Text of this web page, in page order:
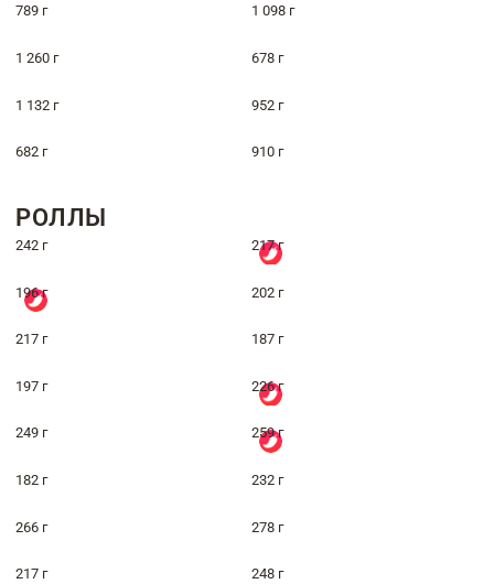
789 г 1 098 г
1 260 г 678 г
1 132 г 952 г
682 г 910 г
РОЛЛЫ
242 г 217 г
196 г 202 г
217 г 187 г
197 г 226 г
249 г 259 г
182 г 232 г
266 г 278 г
217 г 248 г